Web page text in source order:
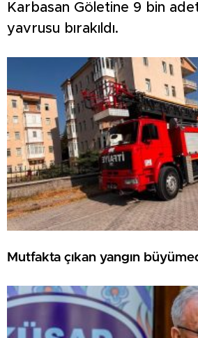
Karbasan Göletine 9 bin
yavrusu bırakıldı.
Mutfakta çıkan yangın